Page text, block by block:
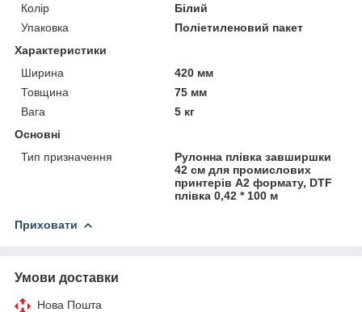
Колір
Білий
Упаковка
Поліетиленовий пакет
Характеристики
Ширина
420 мм
Товщина
75 мм
Вага
5 кг
Основні
Тип призначення
Рулонна плівка завширшки
42 см для промислових
принтерів А2 формату, DTF
плівка 0,42 * 100 м
Приховати
Умови доставки
Нова Пошта